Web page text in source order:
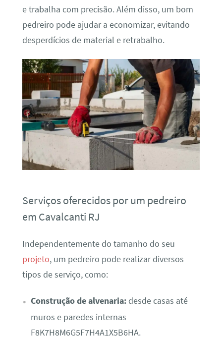
e trabalha com precisão. Além disso, um bom
pedreiro pode ajudar a economizar, evitando
desperdícios de material e retrabalho.
Serviços oferecidos por um pedreiro
em Cavalcanti RJ
Independentemente do tamanho do seu
projeto, um pedreiro pode realizar diversos
tipos de serviço, como:
Construção de alvenaria:desde casas até
muros e paredes internas
F8K7H8M6G5F7H4A1X5B6HA.